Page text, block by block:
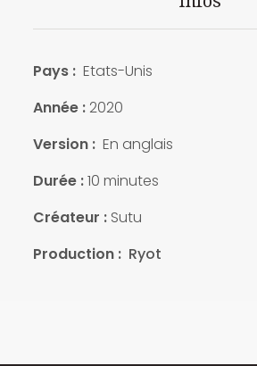
Pays :Etats-Unis
Année :2020
Version :En anglais
Durée :10 minutes
Créateur :Sutu
Production : Ryot